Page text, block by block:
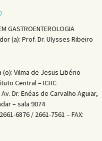
GASTROENTEROLOGIA
(a): Prof. Dr. Ulysses Ribeiro
Vilma de Jesus Libério
Central – ICHC
Dr. Enéas de Carvalho Aguiar,
– sala 9074
6876 / 2661-7561 – FAX: